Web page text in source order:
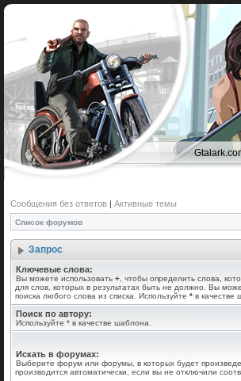
Сообщения без ответов | Активные темы
Список форумов
Запрос
Ключевые слова:
Вы можете использовать + , чтобы определить слова,
для слов, которых в результатах быть не должно. Вы
поиска любого слова из списка. Используйте * в качестве
Поиск по автору:
Используйте * в качестве шаблона.
Искать в форумах:
Выберите форум или форумы, в которых будет
производится автоматически, если вы не отключили